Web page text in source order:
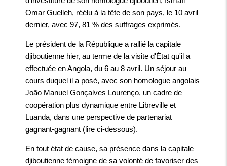
Omar Guelleh, réélu à la tête de son pays, le 10 avril
dernier, avec 97, 81 % des suffrages exprimés.
Le président de la République a rallié la capitale
djiboutienne hier, au terme de la visite d'État qu'il a
effectuée en Angola, du 6 au 8 avril. Un séjour au
cours duquel il a posé, avec son homologue angolais
João Manuel Gonçalves Lourenço, un cadre de
coopération plus dynamique entre Libreville et
Luanda, dans une perspective de partenariat
gagnant-gagnant (lire ci-dessous).
En tout état de cause, sa présence dans la capitale
djiboutienne témoigne de sa volonté de favoriser des